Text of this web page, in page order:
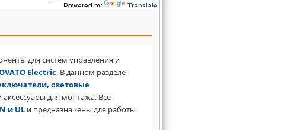
Powered by Translate
для систем управления и
Electric. В данном разделе
световые
для монтажа. Все
и ULи предназначены для работы